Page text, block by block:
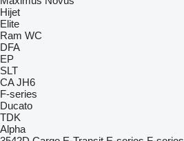
Hijet
Elite
Ram WC
DFA
EP
SLT
CA JH6
F-series
Ducato
TDK
Alpha